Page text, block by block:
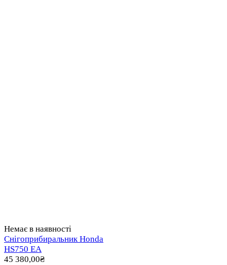
Немає в наявності
Снігоприбиральник Honda
HS750 EA
45 380,00₴